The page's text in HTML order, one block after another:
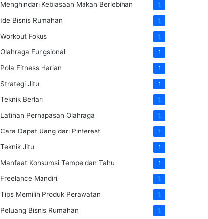
Menghindari Kebiasaan Makan Berlebihan 1
Ide Bisnis Rumahan 1
Workout Fokus 1
Olahraga Fungsional 1
Pola Fitness Harian 1
Strategi Jitu 1
Teknik Berlari 1
Latihan Pernapasan Olahraga 1
Cara Dapat Uang dari Pinterest 1
Teknik Jitu 1
Manfaat Konsumsi Tempe dan Tahu 1
Freelance Mandiri 1
Tips Memilih Produk Perawatan 1
Peluang Bisnis Rumahan 1